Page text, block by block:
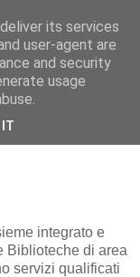
condividere
integrato e
Biblioteche di area
servizi qualificati
its services
user-agent are
and security
usage
IT